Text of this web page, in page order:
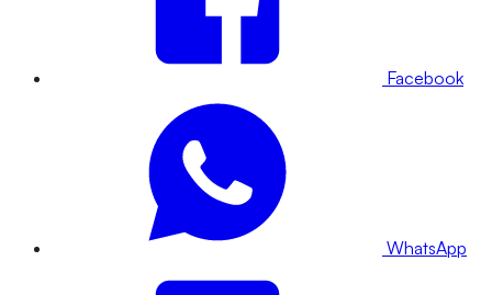
Facebook
WhatsApp